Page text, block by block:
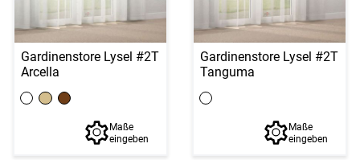
Gardinenstore Lysel #2T
Arcella
Maße
eingeben
Gardinenstore Lysel #2T
Tanguma
Maße
eingeben